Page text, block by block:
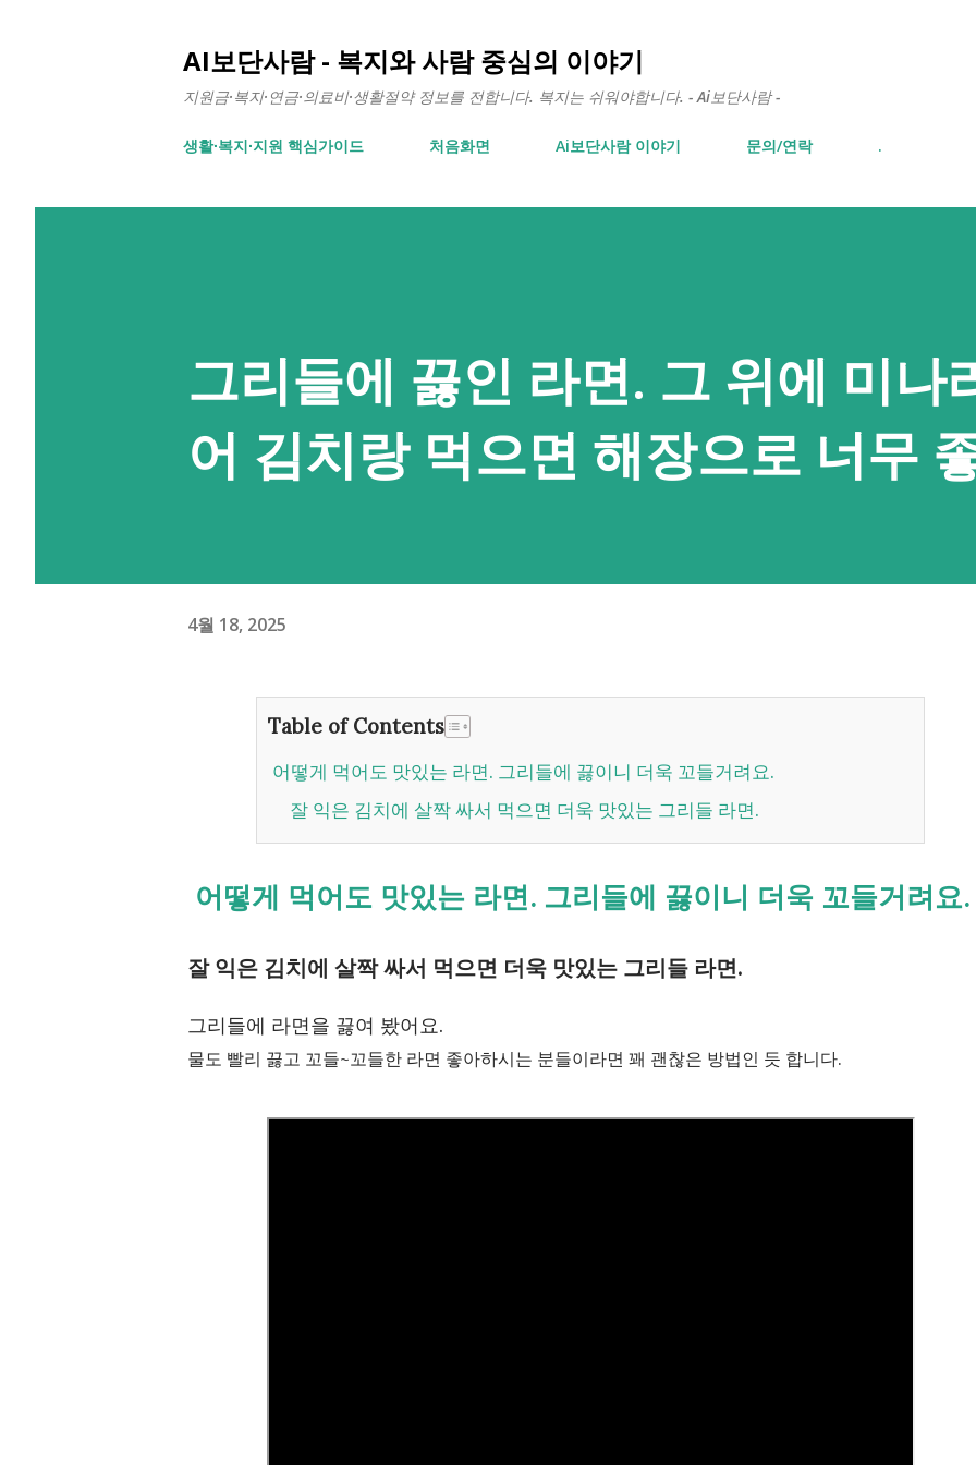
AI보단사람 - 복지와 사람 중심의 이야기
지원금·복지·연금·의료비·생활절약 정보를 전합니다. 복지는 쉬워야합니다. - Ai보단사람 -
생활∙복지∙지원 핵심가이드 처음화면 Ai보단사람 이야기 문의/연락 .
그리들에 끓인 라면. 그 위에 미나
어 김치랑 먹으면 해장으로 너무
4월 18, 2025
Table of Contents
어떻게 먹어도 맛있는 라면. 그리들에 끓이니 더욱 꼬들거려요.
잘 익은 김치에 살짝 싸서 먹으면 더욱 맛있는 그리들 라면.
어떻게 먹어도 맛있는 라면. 그리들에 끓이니 더욱 꼬들거려요.
잘 익은 김치에 살짝 싸서 먹으면 더욱 맛있는 그리들 라면.
그리들에 라면을 끓여 봤어요.
물도 빨리 끓고 꼬들~꼬들한 라면 좋아하시는 분들이라면 꽤 괜찮은 방법인 듯 합니다.